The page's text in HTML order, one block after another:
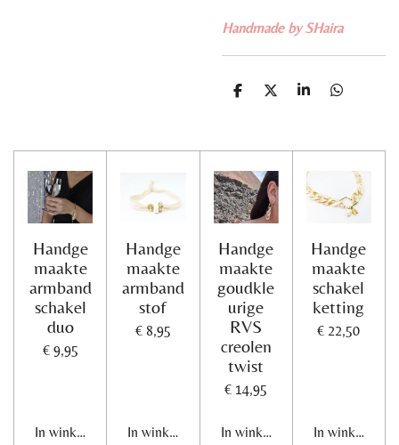
Handmade by SHaira
D
D
S
D
Handge
maakte
armband
schakel
duo
€ 9,95
In winkelwagen
Handge
maakte
armband
stof
€ 8,95
In winkelwagen
Handge
maakte
goudkle
urige
RVS
creolen
twist
€ 14,95
In winkelwagen
Handge
maakte
schakel
ketting
€ 22,50
In